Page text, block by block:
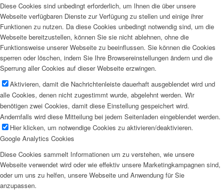
Diese Cookies sind unbedingt erforderlich, um Ihnen die über unsere
Webseite verfügbaren Dienste zur Verfügung zu stellen und einige ihrer
Funktionen zu nutzen. Da diese Cookies unbedingt notwendig sind, um die
Webseite bereitzustellen, können Sie sie nicht ablehnen, ohne die
Funktionsweise unserer Webseite zu beeinflussen. Sie können die Cookies
sperren oder löschen, indem Sie Ihre Browsereinstellungen ändern und die
Sperrung aller Cookies auf dieser Webseite erzwingen.
Aktivieren, damit die Nachrichtenleiste dauerhaft ausgeblendet wird und
alle Cookies, denen nicht zugestimmt wurde, abgelehnt werden. Wir
benötigen zwei Cookies, damit diese Einstellung gespeichert wird.
Andernfalls wird diese Mitteilung bei jedem Seitenladen eingeblendet werden.
Hier klicken, um notwendige Cookies zu aktivieren/deaktivieren.
Google Analytics Cookies
Diese Cookies sammelt Informationen um zu verstehen, wie unsere
Webseite verwendet wird oder wie effektiv unsere Marketingkampagnen sind,
oder um uns zu helfen, unsere Webseite und Anwendung für Sie
anzupassen.